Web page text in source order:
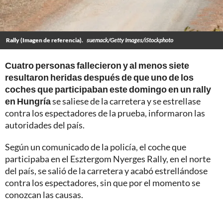
Rally (Imagen de referencia). suemack/Getty Images/iStockphoto
Cuatro personas fallecieron y al menos siete
resultaron heridas después de que uno de los
coches que participaban este domingo en un rally
en Hungríase saliese de la carretera y se estrellase
contra los espectadores de la prueba, informaron las
autoridades del país.
Según un comunicado de la policía, el coche que
participaba en el Esztergom Nyerges Rally, en el norte
del país, se salió de la carretera y acabó estrellándose
contra los espectadores, sin que por el momento se
conozcan las causas.